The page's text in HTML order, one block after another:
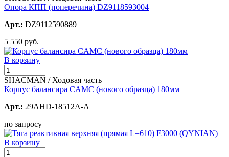
Опора КПП (поперечина) DZ9118593004
Арт.: DZ9112590889
5 550 руб.
В корзину
SHACMAN / Ходовая часть
Корпус балансира CAMC (нового образца) 180мм
Арт.: 29AHD-18512A-A
по запросу
В корзину